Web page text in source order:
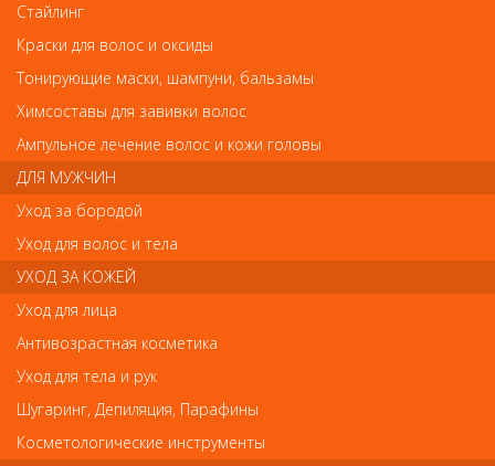
Лонда Кондиционер для поврежденных
волос Visible Repai 1000мл
Арт.81524956
1 710р.-
Нет в наличии
В закладки Как оплатить? Как получить?
Стайлинг
Краски для волос и оксиды
Тонирующие маски, шампуни, бальзамы
Химсоставы для завивки волос
Ампульное лечение волос и кожи головы
ДЛЯ МУЖЧИН
Уход за бородой
Уход для волос и тела
УХОД ЗА КОЖЕЙ
Уход для лица
Антивозрастная косметика
Уход для тела и рук
Шугаринг, Депиляция, Парафины
Косметологические инструменты